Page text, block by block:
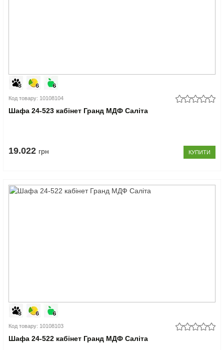
Код товару: 10108104
Шафа 24-523 кабінет Гранд МДФ Саліта
19.022 грн КУПИТИ
Код товару: 10108103
Шафа 24-522 кабінет Гранд МДФ Саліта